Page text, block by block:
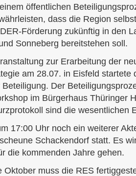
öffentlichen
dass die Region
Förderung zukünftig in den
Sonneberg bereitstehen soll.
zur Erarbeitung der
am 28.07. in Eisfeld startete
Der
im Bürgerhaus Thüringer
sind die wesentlichen
17:00 Uhr noch ein weiterer
Schackendorf statt. Es
die kommenden Jahre gehen.
Oktober muss die RES